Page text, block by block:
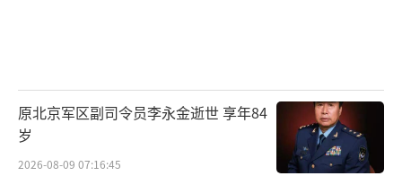
原北京军区副司令员李永金逝世 享年84
岁
2026-08-09 07:16:45